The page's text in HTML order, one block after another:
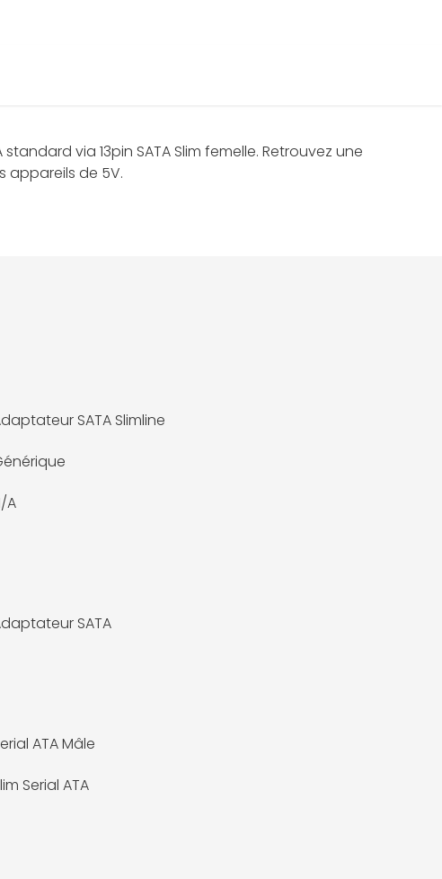
via 13pin SATA Slim femelle. Retrouvez une
appareils de 5V.
SATA Slimline
A
SATA
ATA Mâle
Serial ATA